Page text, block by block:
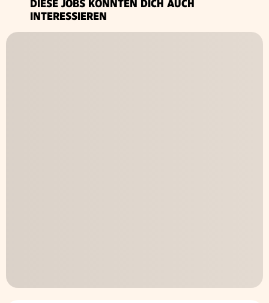
DIESE JOBS KÖNNTEN DICH AUCH
INTERESSIEREN